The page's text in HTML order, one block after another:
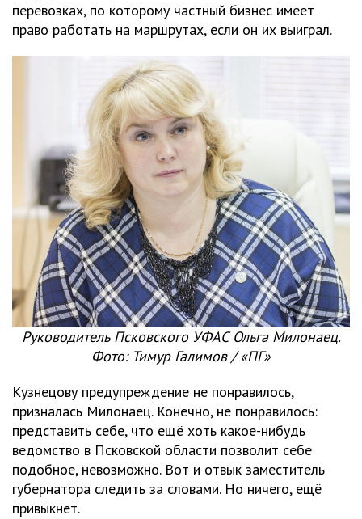
перевозках, по которому частный бизнес имеет
право работать на маршрутах, если он их выиграл.
Руководитель Псковского УФАС Ольга Милонаец.
Фото: Тимур Галимов / «ПГ»
Кузнецову предупреждение не понравилось,
призналась Милонаец. Конечно, не понравилось:
представить себе, что ещё хоть какое-нибудь
ведомство в Псковской области позволит себе
подобное, невозможно. Вот и отвык заместитель
губернатора следить за словами. Но ничего, ещё
привыкнет.